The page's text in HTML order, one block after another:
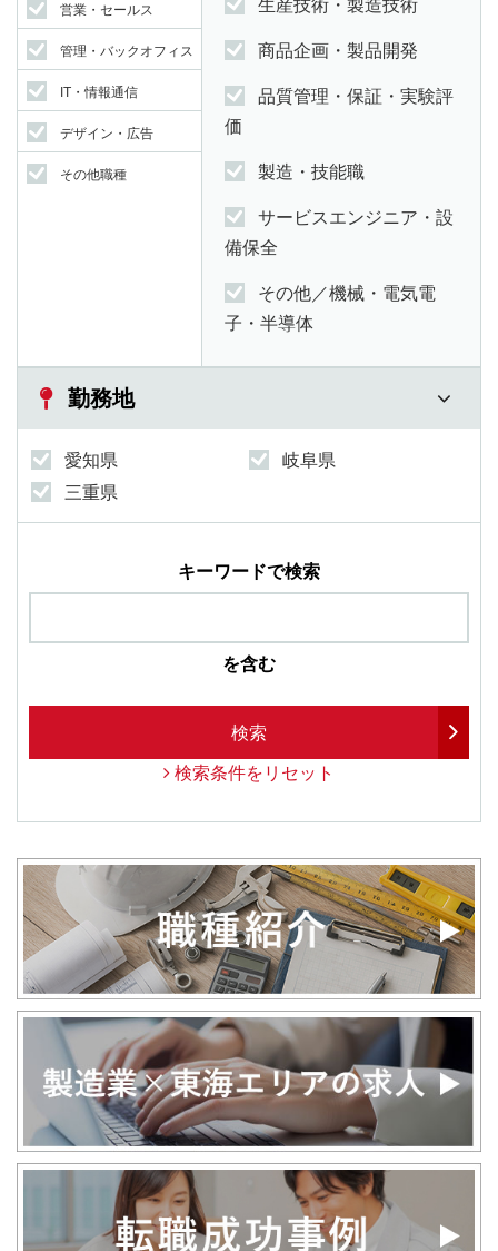
営業・セールス
管理・バックオフィス
IT・情報通信
デザイン・広告
その他職種
生産技術・製造技術
商品企画・製品開発
品質管理・保証・実験評
価
製造・技能職
サービスエンジニア・設
備保全
その他／機械・電気電
子・半導体
勤務地
愛知県
岐阜県
三重県
キーワードで検索
を含む
検索
検索条件をリセット